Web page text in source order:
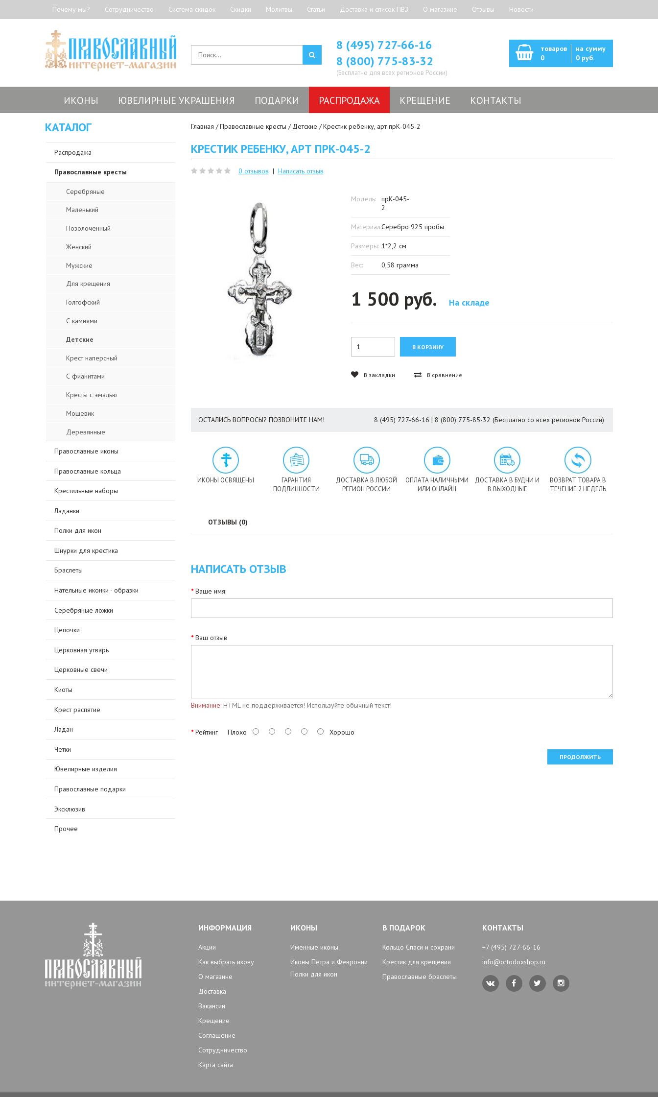
Почему мы? Сотрудничество Система скидок Скидки Молитвы Статьи Доставка и список ПВЗ О магазине Отзывы Новости
8 (495) 727-66-16
8 (800) 775-83-32
(Бесплатно для всех регионов России)
товаров
0
на сумму
0 руб.
ИКОНЫ ЮВЕЛИРНЫЕ УКРАШЕНИЯ ПОДАРКИ РАСПРОДАЖА КРЕЩЕНИЕ КОНТАКТЫ
КАТАЛОГ
Распродажа
Православные кресты
Серебряные
Маленький
Позолоченный
Женский
Мужские
Для крещения
Голгофский
С камнями
Детские
Крест наперсный
С фианитами
Кресты с эмалью
Мощевик
Деревянные
Православные иконы
Православные кольца
Крестильные наборы
Ладанки
Полки для икон
Шнурки для крестика
Браслеты
Нательные иконки - образки
Серебряные ложки
Цепочки
Церковная утварь
Церковные свечи
Киоты
Крест распятие
Ладан
Четки
Ювелирные изделия
Православные подарки
Эксклюзив
Прочее
Главная Православные кресты Детские Крестик ребенку, арт прК-045-2
КРЕСТИК РЕБЕНКУ, АРТ ПРК-045-2
0 отзывов | Написать отзыв
Модель:
прК-045-
2
Материал:Серебро 925 пробы
Размеры: 1*2,2 см
Вес: 0,58 грамма
1 500 руб. На складе
В закладки В сравнение
ОСТАЛИСЬ ВОПРОСЫ? ПОЗВОНИТЕ НАМ! 8 (495) 727-66-16 | 8 (800) 775-85-32 (Бесплатно со всех регионов России)
ИКОНЫ ОСВЯЩЕНЫ
ГАРАНТИЯ
ПОДЛИННОСТИ
ДОСТАВКА В ЛЮБОЙ
РЕГИОН РОССИИ
ОПЛАТА НАЛИЧНЫМИ
ИЛИ ОНЛАЙН
ДОСТАВКА В БУДНИ И
В ВЫХОДНЫЕ
ВОЗВРАТ ТОВАРА В
ТЕЧЕНИЕ 2 НЕДЕЛЬ
ОТЗЫВЫ (0)
НАПИСАТЬ ОТЗЫВ
Ваше имя:
Ваш отзыв
Внимание:HTML не поддерживается! Используйте обычный текст!
РейтингПлохо Хорошо
ПРОДОЛЖИТЬ
ИНФОРМАЦИЯ
Акции
Как выбрать икону
О магазине
Доставка
Вакансии
Крещение
Соглашение
Сотрудничество
Карта сайта
ИКОНЫ
Именные иконы
Иконы Петра и Февронии
Полки для икон
В ПОДАРОК
Кольцо Спаси и сохрани
Крестик для крещения
Православные браслеты
КОНТАКТЫ
+7 (495) 727-66-16
info@ortodoxshop.ru